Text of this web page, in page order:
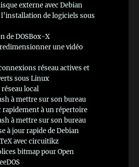
externe avec Debian
de logiciels sous
de DOSBox-X
une vidéo
réseau actives et
sous Linux
local
à mettre sur son bureau
rapidement à un répertoire
à mettre sur son bureau
à jour rapide de Debian
avec circuitikz
bitmap pour Open